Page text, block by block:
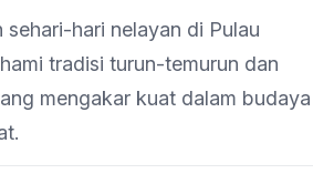
hari nelayan di Pulau
tradisi turun-temurun dan
mengakar kuat dalam budaya